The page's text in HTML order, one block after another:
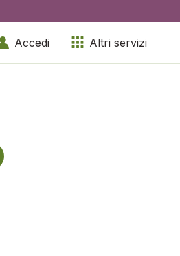
Accedi Altri servizi